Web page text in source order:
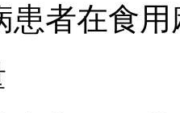
患者在食